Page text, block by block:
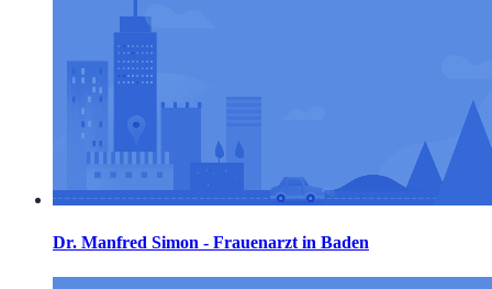
Dr. Manfred Simon - Frauenarzt in Baden